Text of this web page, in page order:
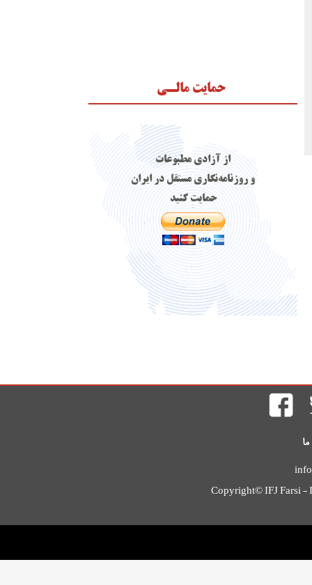
حمایت مالـی
از آزادی مطبوعات
و روزنامه‌نگاری مستقل در ایران
حمایت کنید
Copyright© IFJ Farsi -